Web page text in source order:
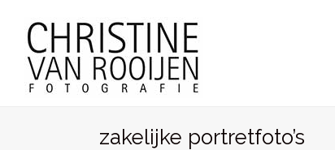
zakelijke portretfoto’s